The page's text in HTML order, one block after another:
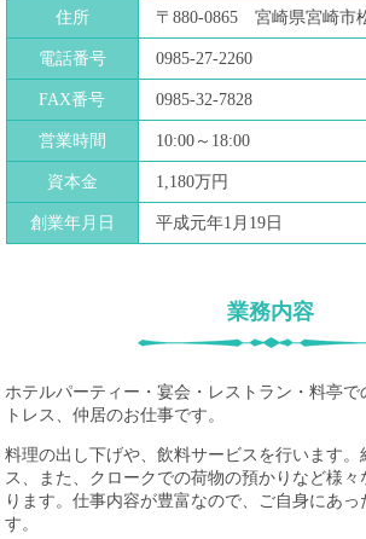
住所 〒880-0865 宮崎県宮崎市
電話番号 0985-27-2260
FAX番号 0985-32-7828
営業時間 10:00～18:00
資本金 1,180万円
創業年月日 平成元年1月19日
業務内容
ホテルパーティー・宴会・レストラン・料亭で
トレス、仲居のお仕事です。
料理の出し下げや、飲料サービスを行います
ス、また、クロークでの荷物の預かりなど様
ります。仕事内容が豊富なので、ご自身にあっ
す。